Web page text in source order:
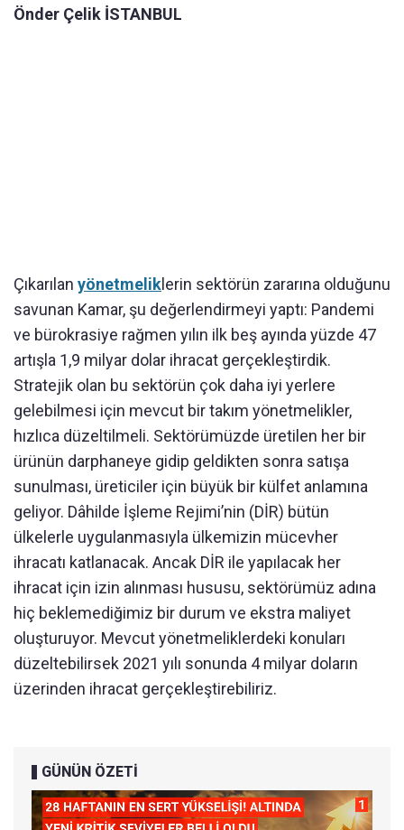
Önder Çelik İSTANBUL
Çıkarılan yönetmelik lerin sektörün zararına olduğunu
savunan Kamar, şu değerlendirmeyi yaptı: Pandemi
ve bürokrasiye rağmen yılın ilk beş ayında yüzde 47
artışla 1,9 milyar dolar ihracat gerçekleştirdik.
Stratejik olan bu sektörün çok daha iyi yerlere
gelebilmesi için mevcut bir takım yönetmelikler,
hızlıca düzeltilmeli. Sektörümüzde üretilen her bir
ürünün darphaneye gidip geldikten sonra satışa
sunulması, üreticiler için büyük bir külfet anlamına
geliyor. Dâhilde İşleme Rejimi’nin (DİR) bütün
ülkelerle uygulanmasıyla ülkemizin mücevher
ihracatı katlanacak. Ancak DİR ile yapılacak her
ihracat için izin alınması hususu, sektörümüz adına
hiç beklemediğimiz bir durum ve ekstra maliyet
oluşturuyor. Mevcut yönetmeliklerdeki konuları
düzeltebilirsek 2021 yılı sonunda 4 milyar doların
üzerinden ihracat gerçekleştirebiliriz.
GÜNÜN ÖZETİ